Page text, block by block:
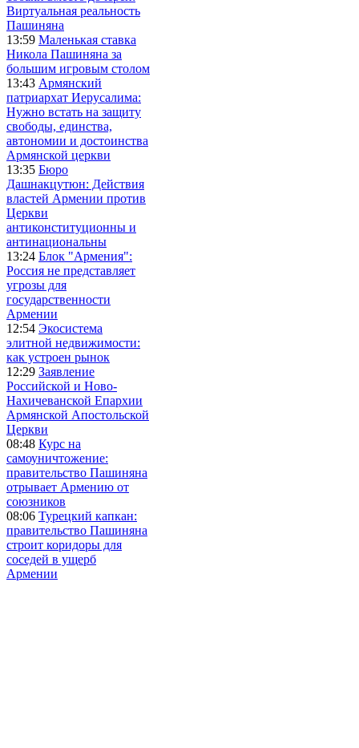
Виртуальная реальность
Пашиняна
13:59 Маленькая ставка
Никола Пашиняна за
большим игровым столом
13:43 Армянский
патриархат Иерусалима:
Нужно встать на защиту
свободы, единства,
автономии и достоинства
Армянской церкви
13:35 Бюро
Дашнакцутюн: Действия
властей Армении против
Церкви
антиконституционны и
антинациональны
13:24 Блок "Армения":
Россия не представляет
угрозы для
государственности
Армении
12:54 Экосистема
элитной недвижимости:
как устроен рынок
12:29 Заявление
Российской и Ново-
Нахичеванской Епархии
Армянской Апостольской
Церкви
08:48 Курс на
самоуничтожение:
правительство Пашиняна
отрывает Армению от
союзников
08:06 Турецкий капкан:
правительство Пашиняна
строит коридоры для
соседей в ущерб
Армении